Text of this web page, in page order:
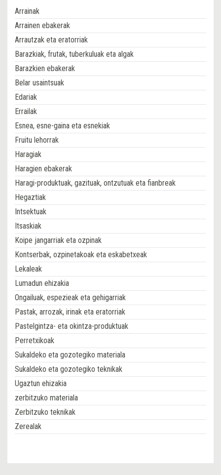
Arrainak
Arrainen ebakerak
Arrautzak eta eratorriak
Barazkiak, frutak, tuberkuluak eta algak
Barazkien ebakerak
Belar usaintsuak
Edariak
Errailak
Esnea, esne-gaina eta esnekiak
Fruitu lehorrak
Haragiak
Haragien ebakerak
Haragi-produktuak, gazituak, ontzutuak eta fianbreak
Hegaztiak
Intsektuak
Itsaskiak
Koipe jangarriak eta ozpinak
Kontserbak, ozpinetakoak eta eskabetxeak
Lekaleak
Lumadun ehizakia
Ongailuak, espezieak eta gehigarriak
Pastak, arrozak, irinak eta eratorriak
Pastelgintza- eta okintza-produktuak
Perretxikoak
Sukaldeko eta gozotegiko materiala
Sukaldeko eta gozotegiko teknikak
Ugaztun ehizakia
zerbitzuko materiala
Zerbitzuko teknikak
Zerealak